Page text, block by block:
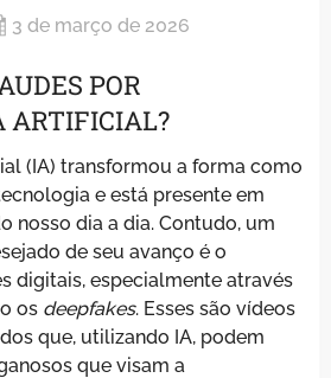
3 de março de 2026
POR
ARTIFICIAL?
(IA) transformou a forma como
e está presente em
nosso dia a dia. Contudo, um
de seu avanço é o
digitais, especialmente através
os deepfakes. Esses são vídeos
que, utilizando IA, podem
que visam a